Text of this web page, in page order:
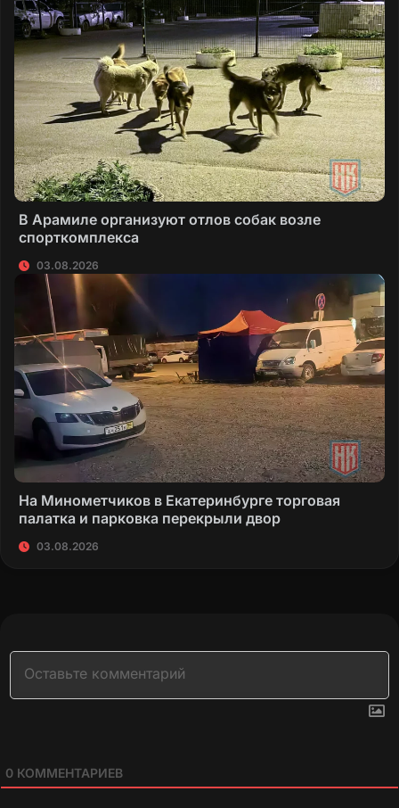
В Арамиле организуют отлов собак возле
спорткомплекса
03.08.2026
На Минометчиков в Екатеринбурге торговая
палатка и парковка перекрыли двор
03.08.2026
0 КОММЕНТАРИЕВ